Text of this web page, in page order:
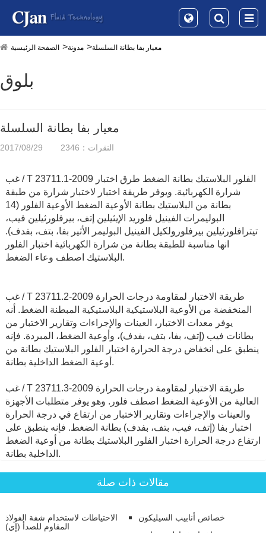
الصفحة الرئيسية مدونة معيار بفا بطانة السلسلة
بلوق
معيار بفا بطانة السلسلة
2017/08/29 النقرات：2346
غب / T 23711.1-2009 الفلور البلاستيك بطانة الضغط طرق اختبار
شرارة الكهربائية. ويوفر طريقة اختبار لاختبار شرارة من طبقة
بطانة من البلاستيك بطانة الأوعية الضغط الأوعية الفلور (14
البوليمرات الفينيل فلوريد الإيثيلين إتف، بيرفلورثيلين فيب،
تيترافلورثيلين بيرفلورولكيل الفينيل البوليمر الأثير بفا، بتف، بفدف).
انها مناسبة للطبقة بطانة من شرارة الكهربائية اختبار الفلور
البلاستيك اصطف وعاء الضغط.
غب / T 23711.2-2009 طريقة الاختبار لمقاومة درجات الحرارة
المنخفضة من الأوعية البلاستيكية البلاستيكية المبطنة الضغط. أنه
يوفر معدات الاختبار، العينات والإجراءات وتقارير الاختبار من
بطانات فيب (إتف، بفا، بتف، بفدف)، وأوعية الضغط، المبردة. فإنه
ينطبق على انخفاض درجة الحرارة اختبار الفلور البلاستيك بطانة من
أوعية الضغط الداخلية بطانة.
غب / T 23711.3-2009 طريقة الاختبار لمقاومة درجات الحرارة
العالية من الأوعية الضغط اصطف فلور. وهو يوفر متطلبات الأجهزة
والعينات والإجراءات وتقارير الاختبار من ارتفاع في درجة الحرارة
اختبار بفا (إتف، فيب، بتف، بفدف) بطانة الضغط. فإنه ينطبق على
ارتفاع درجة الحرارة اختبار الفلور البلاستيك بطانة من أوعية الضغط
الداخلية بطانة.
مقالات ذات صلة
الاحتياطات لاستخدام شفة الفولاذ
المقاوم للصدأ (إي)
خصائص أنابيب السيليكون